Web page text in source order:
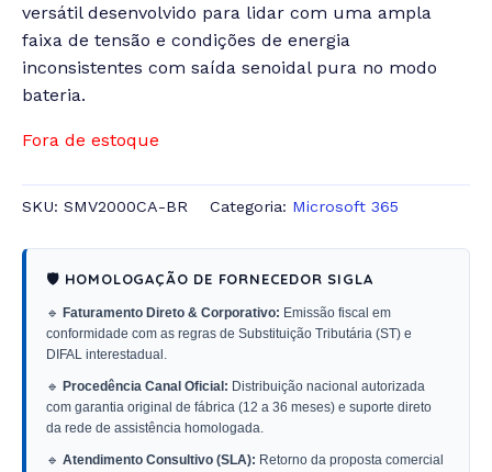
versátil desenvolvido para lidar com uma ampla
faixa de tensão e condições de energia
inconsistentes com saída senoidal pura no modo
bateria.
Fora de estoque
SKU: SMV2000CA-BR Categoria: Microsoft 365
🛡️ HOMOLOGAÇÃO DE FORNECEDOR SIGLA
🔹 Faturamento Direto & Corporativo: Emissão fiscal em
conformidade com as regras de Substituição Tributária (ST) e
DIFAL interestadual.
🔹 Procedência Canal Oficial: Distribuição nacional autorizada
com garantia original de fábrica (12 a 36 meses) e suporte direto
da rede de assistência homologada.
🔹 Atendimento Consultivo (SLA): Retorno da proposta comercial